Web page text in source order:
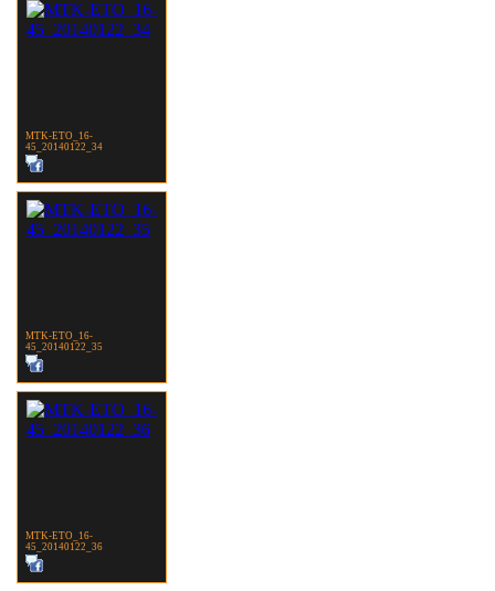
MTK-ETO_16-
45_20140122_34
MTK-ETO_16-
45_20140122_35
MTK-ETO_16-
45_20140122_36